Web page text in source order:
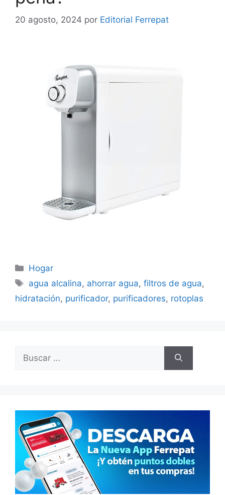
20 agosto, 2024 por Editorial Ferrepat
Categorías
Hogar
Etiquetas
agua alcalina, ahorrar agua,filtros de agua,
hidratación, purificador, purificadores, rotoplas